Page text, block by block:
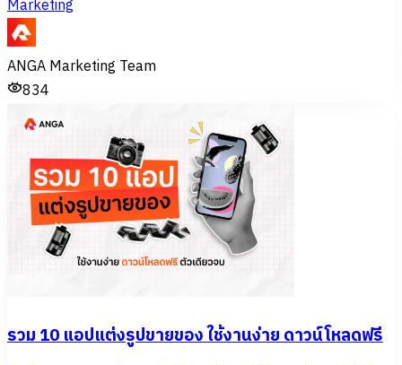
Marketing
ANGA Marketing Team
834
รวม 10 แอปแต่งรูปขายของ ใช้งานง่าย ดาวน์โหลดฟรี